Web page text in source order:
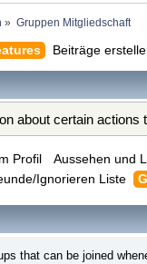
» Gruppen Mitgliedschaft
Beiträge
about certain
Profil
Aussehen und
Ignorieren Liste
that can be joined